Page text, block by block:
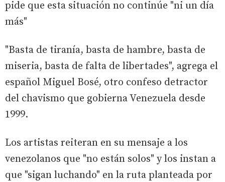
pide que esta situación no continúe "ni un día
más"
"Basta de tiranía, basta de hambre, basta de
miseria, basta de falta de libertades", agrega el
español Miguel Bosé, otro confeso detractor
del chavismo que gobierna Venezuela desde
1999.
Los artistas reiteran en su mensaje a los
venezolanos que "no están solos" y los instan a
que "sigan luchando" en la ruta planteada por